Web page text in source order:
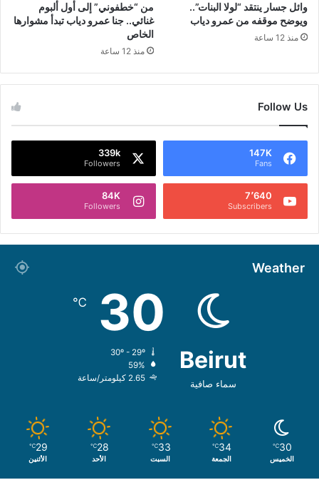
وائل جسار ينتقد “لولا البنات”..
ويوضح موقفه من عمرو دياب
منذ 12 ساعة
من “خطفوني” إلى أول ألبوم
غنائي.. جنا عمرو دياب تبدأ مشوارها
الخاص
منذ 12 ساعة
Follow Us
147K
Fans
339k
Followers
7٬640
Subscribers
84K
Followers
Weather
Beirut
سماء صافية
30
℃
59%
2.65 كيلومتر/ساعة
30
℃
الخميس
34
℃
الجمعة
33
℃
السبت
28
℃
الأحد
29
℃
الأثنين